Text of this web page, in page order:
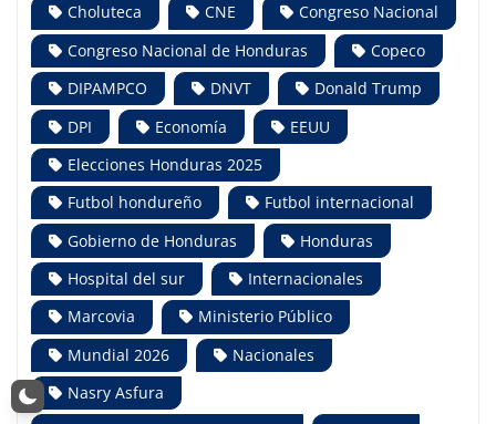
Choluteca
CNE
Congreso Nacional
Congreso Nacional de Honduras
Copeco
DIPAMPCO
DNVT
Donald Trump
DPI
Economía
EEUU
Elecciones Honduras 2025
Futbol hondureño
Futbol internacional
Gobierno de Honduras
Honduras
Hospital del sur
Internacionales
Marcovia
Ministerio Público
Mundial 2026
Nacionales
Nasry Asfura